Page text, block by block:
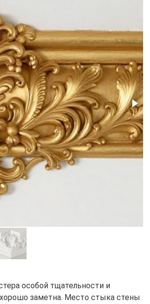
особой тщательности и
заметна. Место стыка стены